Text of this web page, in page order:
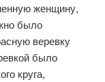
женщину,
было
веревку
было
круга,